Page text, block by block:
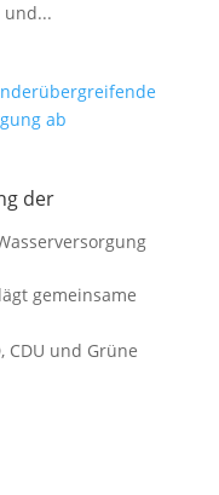
und...
der
gemeinsame
CDU und Grüne